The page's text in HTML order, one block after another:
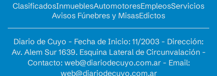
ClasificadosInmueblesAutomotoresEmpleosServicios
Avisos Fúnebres y MisasEdictos
Diario de Cuyo - Fecha de Inicio: 11/2003 - Dirección:
Av. Alem Sur 1639. Esquina Lateral de Circunvalación -
Contacto: web@diariodecuyo.com.ar- Email:
web@diariodecuyo.com.ar